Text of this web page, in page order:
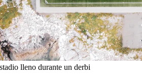
lleno durante un derbi